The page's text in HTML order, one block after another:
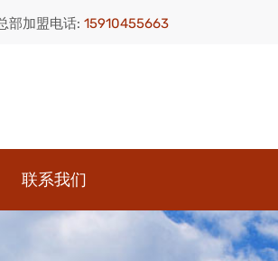
部加盟电话: 15910455663
联系我们